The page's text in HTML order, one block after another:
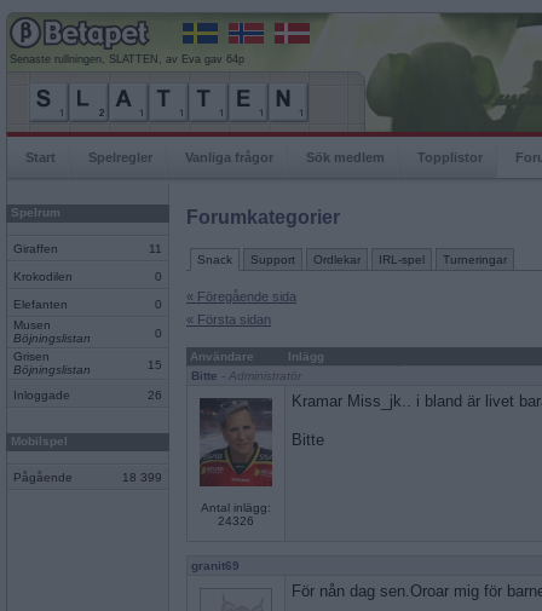
Senaste rullningen, SLATTEN, av Eva gav 64p
Start Spelregler Vanliga frågor Sök medlem Topplistor
Spelrum
Giraffen 11
Krokodilen 0
Elefanten
0
Musen
Böjningslistan
0
Grisen
Böjningslistan
15
Inloggade 26
Mobilspel
Pågående 18 399
Forumkategorier
Snack Support Ordlekar IRL-spel Turneringar
« Föregående sida
« Första sidan
Användare
Inlägg
Bitte - Administratör
Antal inlägg:
24326
Kramar Miss_jk.. i bland är livet
Bitte
granit69
För nån dag sen.Oroar mig för